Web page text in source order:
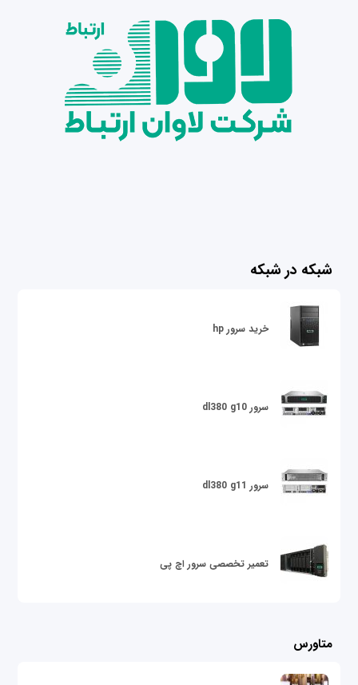
شبکه در شبکه
خرید سرور hp
سرور dl380 g10
سرور dl380 g11
تعمیر تخصصی سرور اچ پی
متاورس